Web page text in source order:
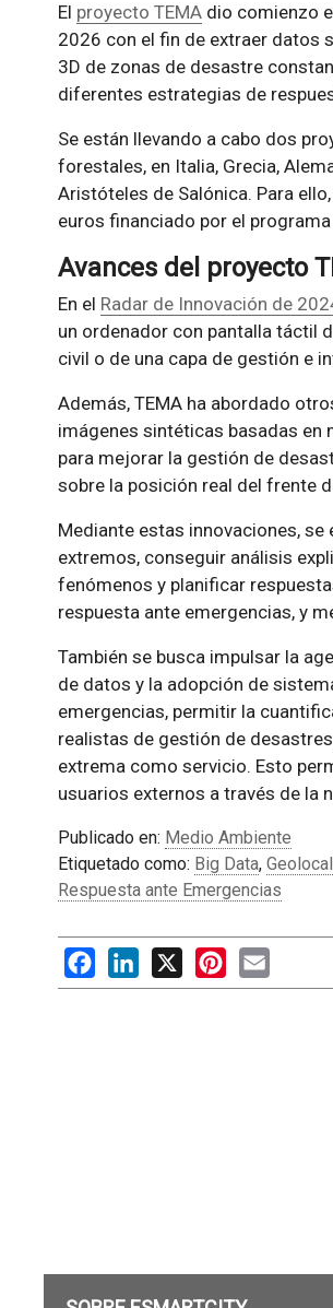
El proyecto TEMAdio comienzo
2026 con el fin de extraer datos
3D de zonas de desastre
diferentes estrategias de
Se están llevando a cabo dos
forestales, en Italia, Grecia,
Aristóteles de Salónica. Para
euros financiado por el
Avances del proyecto
En el Radar de Innovación de
un ordenador con pantalla táctil
civil o de una capa de gestión e
Además, TEMA ha abordado
imágenes sintéticas basadas
para mejorar la gestión de
sobre la posición real del frente
Mediante estas innovaciones,
extremos, conseguir análisis
fenómenos y planificar
respuesta ante emergencias, y
También se busca impulsar la
de datos y la adopción de
emergencias, permitir la
realistas de gestión de
extrema como servicio. Esto
usuarios externos a través de la
Publicado en: Medio Ambiente
Etiquetado como: Big Data,
Respuesta ante Emergencias
FacebookLinkedIn
X PinterestEmail